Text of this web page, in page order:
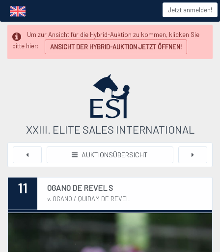
Jetzt anmelden!
Um zur Ansicht für die Hybrid-Auktion zu kommen, klicken Sie
bitte hier:
ANSICHT DER HYBRID-AUKTION JETZT ÖFFNEN!
XXIII. ELITE SALES INTERNATIONAL
AUKTIONSÜBERSICHT
11 OGANO DE REVEL S
v. OGANO / QUIDAM DE REVEL